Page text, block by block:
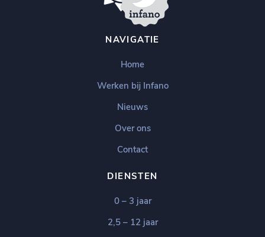
NAVIGATIE
Home
Werken bij Infano
Nieuws
Over ons
Contact
DIENSTEN
0 – 3 jaar
2,5 – 12 jaar